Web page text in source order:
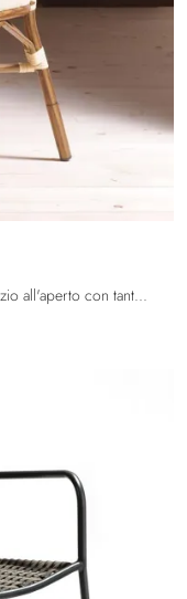
Arredo Giardino in tessuto: definisci lo spazio all'aperto con tante opzioni di sedie da giardino del marchio La Seggiola.